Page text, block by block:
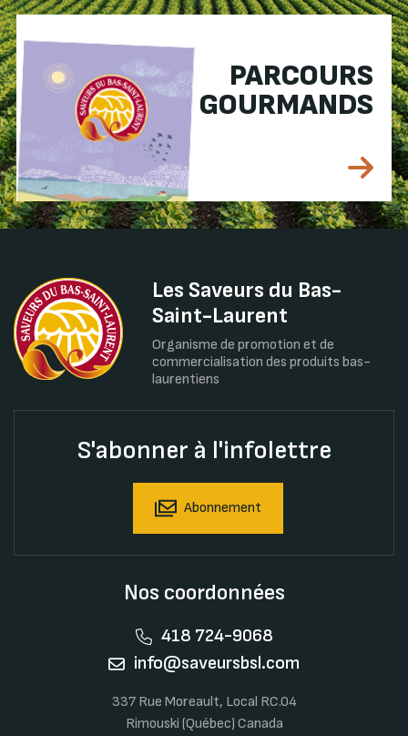
PARCOURS
GOURMANDS
Les Saveurs du Bas-
Saint-Laurent
Organisme de promotion et de
commercialisation des produits bas-
laurentiens
S'abonner à l'infolettre
Abonnement
Nos coordonnées
418 724-9068
info@saveursbsl.com
337 Rue Moreault, Local RC.04
Rimouski (Québec) Canada